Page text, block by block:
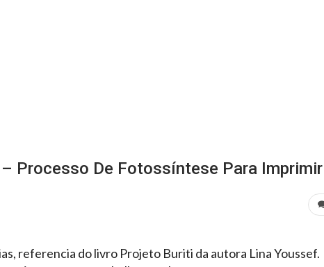
Processo De Fotossíntese Para Imprimir
referencia do livro Projeto Buriti da autora Lina Youssef.